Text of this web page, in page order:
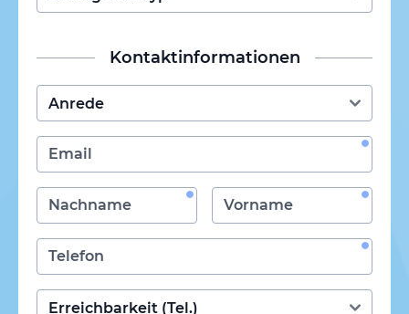
Kontaktinformationen